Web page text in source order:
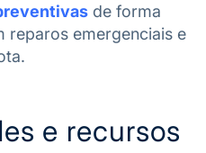
de forma
reparos emergenciais e
e recursos